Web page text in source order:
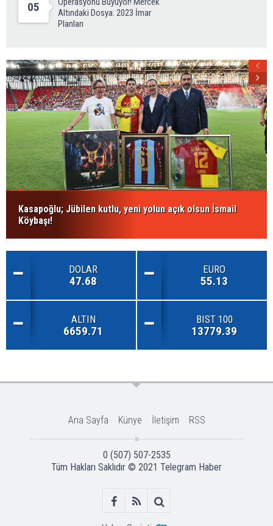
05
Altındaki Dosya: 2023 İmar
Planları
Kasapoğlu; Jübilen kutlu, yeni yolun açık olsun İsmail
Köybaşı!
DOLAR
47.68
EURO
55.13
ALTIN
6659.71
BIST 100
13779.39
Ana Sayfa Künye İletişim RSS
0 (507) 507-2535
Tüm Hakları Saklıdır © 2021 Telegram Haber